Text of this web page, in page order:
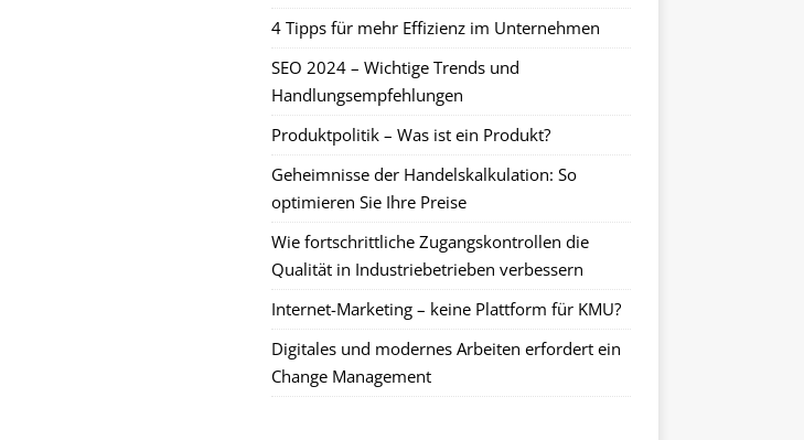
4 Tipps für mehr Effizienz im Unternehmen
SEO 2024 – Wichtige Trends und
Handlungsempfehlungen
Produktpolitik – Was ist ein Produkt?
Geheimnisse der Handelskalkulation: So
optimieren Sie Ihre Preise
Wie fortschrittliche Zugangskontrollen die
Qualität in Industriebetrieben verbessern
Internet-Marketing – keine Plattform für KMU?
Digitales und modernes Arbeiten erfordert ein
Change Management